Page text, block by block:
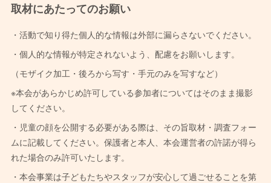
取材にあたってのお願い
・活動で知り得た個人的な情報は外部に漏らさないでください。
・個人的な情報が特定されないよう、配慮をお願いします。
（モザイク加工・後ろから写す・手元のみを写すなど）
※本会があらかじめ許可している参加者についてはそのまま撮影
してください。
・児童の顔を公開する必要がある際は、その旨取材・調査フォー
ムに記載してください。保護者と本人、本会運営者の許諾が得ら
れた場合のみ許可いたします。
・本会事業は子どもたちやスタッフが安心して過ごせることを第